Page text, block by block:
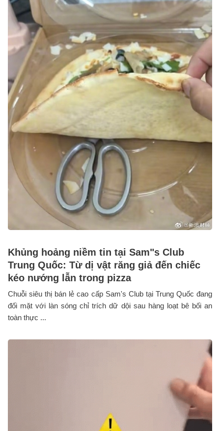
Khủng hoảng niềm tin tại Sam"s Club
Trung Quốc: Từ dị vật răng giả đến chiếc
kéo nướng lẫn trong pizza
Chuỗi siêu thị bán lẻ cao cấp Sam's Club tại Trung Quốc đang
đối mặt với làn sóng chỉ trích dữ dội sau hàng loạt bê bối an
toàn thực ...